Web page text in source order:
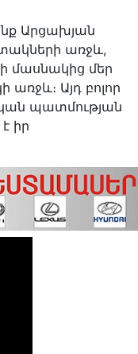
Արցախյան
առջև,
մասնակից մեր
Այդ բոլոր
պատմության
իր